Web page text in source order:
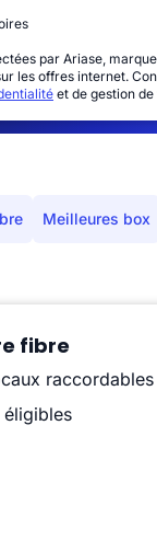
par Ariase,
les offres internet.
et de gestion
Meilleures box
fibre
raccordables